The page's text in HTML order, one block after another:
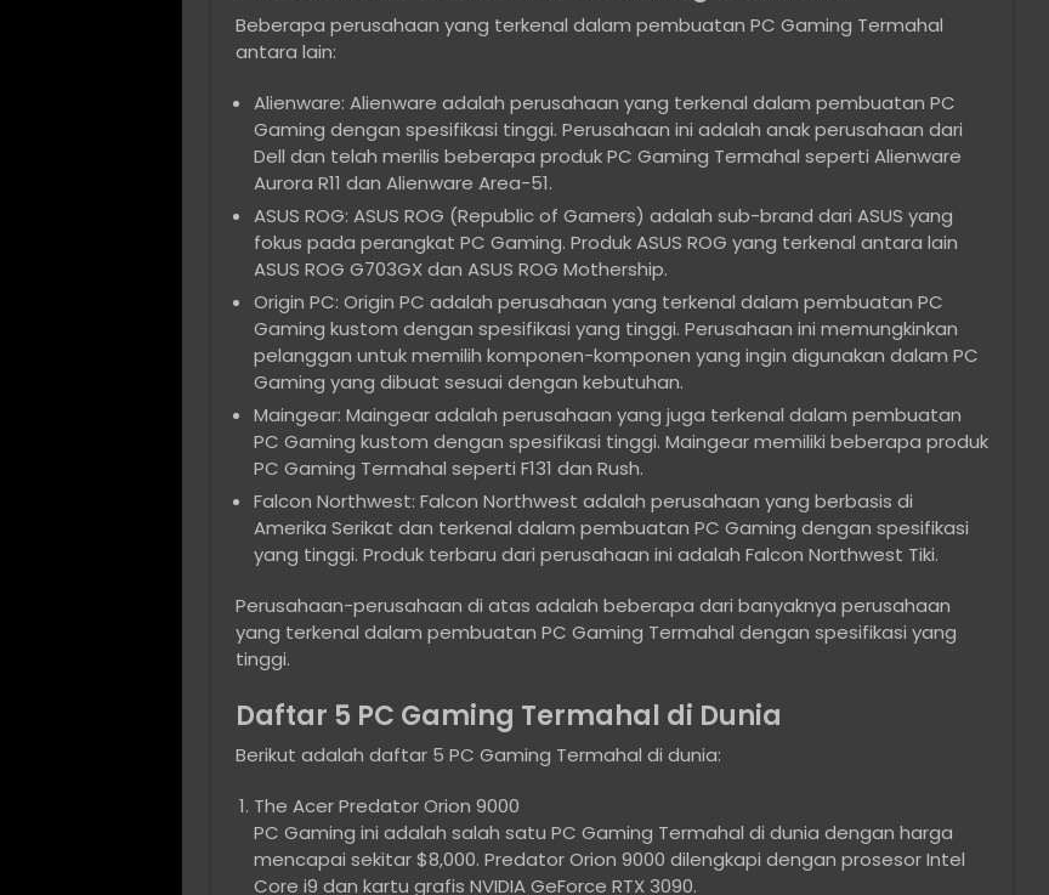
Beberapa perusahaan yang terkenal dalam pembuatan PC Gaming Termahal
antara lain:
Alienware: Alienware adalah perusahaan yang terkenal dalam pembuatan PC
Gaming dengan spesifikasi tinggi. Perusahaan ini adalah anak perusahaan dari
Dell dan telah merilis beberapa produk PC Gaming Termahal seperti Alienware
Aurora R11 dan Alienware Area-51.
ASUS ROG: ASUS ROG (Republic of Gamers) adalah sub-brand dari ASUS yang
fokus pada perangkat PC Gaming. Produk ASUS ROG yang terkenal antara lain
ASUS ROG G703GX dan ASUS ROG Mothership.
Origin PC: Origin PC adalah perusahaan yang terkenal dalam pembuatan PC
Gaming kustom dengan spesifikasi yang tinggi. Perusahaan ini memungkinkan
pelanggan untuk memilih komponen-komponen yang ingin digunakan dalam PC
Gaming yang dibuat sesuai dengan kebutuhan.
Maingear: Maingear adalah perusahaan yang juga terkenal dalam pembuatan
PC Gaming kustom dengan spesifikasi tinggi. Maingear memiliki beberapa produk
PC Gaming Termahal seperti F131 dan Rush.
Falcon Northwest: Falcon Northwest adalah perusahaan yang berbasis di
Amerika Serikat dan terkenal dalam pembuatan PC Gaming dengan spesifikasi
yang tinggi. Produk terbaru dari perusahaan ini adalah Falcon Northwest Tiki.
Perusahaan-perusahaan di atas adalah beberapa dari banyaknya perusahaan
yang terkenal dalam pembuatan PC Gaming Termahal dengan spesifikasi yang
tinggi.
Daftar 5 PC Gaming Termahal di Dunia
Berikut adalah daftar 5 PC Gaming Termahal di dunia:
The Acer Predator Orion 9000
PC Gaming ini adalah salah satu PC Gaming Termahal di dunia dengan harga
mencapai sekitar $8,000. Predator Orion 9000 dilengkapi dengan prosesor Intel
Core i9 dan kartu grafis NVIDIA GeForce RTX 3090.